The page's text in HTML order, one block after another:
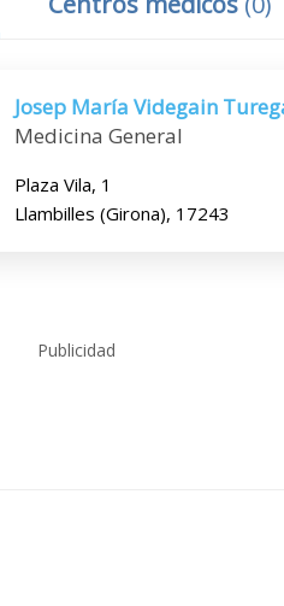
Josep María Videgain
Medicina General
Plaza Vila, 1
Llambilles (Girona), 17243
Publicidad